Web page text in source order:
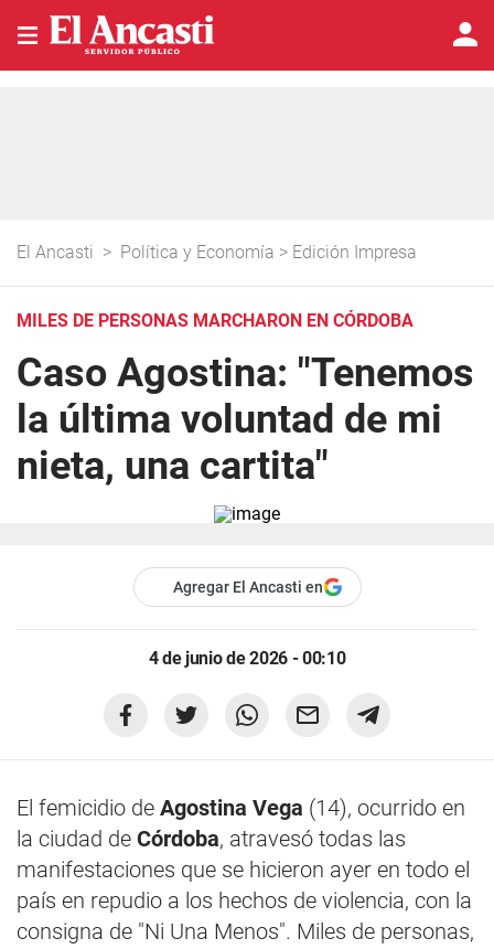
El Ancasti > Política y Economía > Edición Impresa
MILES DE PERSONAS MARCHARON EN CÓRDOBA
Caso Agostina: "Tenemos
la última voluntad de mi
nieta, una cartita"
Agregar El Ancasti en
4 de junio de 2026 - 00:10
El femicidio de Agostina Vega (14), ocurrido en
la ciudad de Córdoba, atravesó todas las
manifestaciones que se hicieron ayer en todo el
país en repudio a los hechos de violencia, con la
consigna de "Ni Una Menos". Miles de personas,